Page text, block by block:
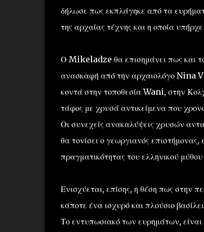
δήλωσε πως εκπλάγηκε από τα
της αρχαίας τέχνης και η οποία
Ο Mikeladze θα επισημάνει πως και
ανασκαφή από την αρχαιολόγο
κοντά στην τοποθεσία Wani, στην
τάφος με χρυσά αντικείμενα που
Οι συνεχείς ανακαλύψεις χρυσών
θα τονίσει ο γεωργιανός
πραγματικότητας του ελληνικού
Ενισχύεται, επίσης, η θέση πως στην
κάποτε ένα ισχυρό και πλούσιο
Το εντυπωσιακό των ευρημάτων, είναι